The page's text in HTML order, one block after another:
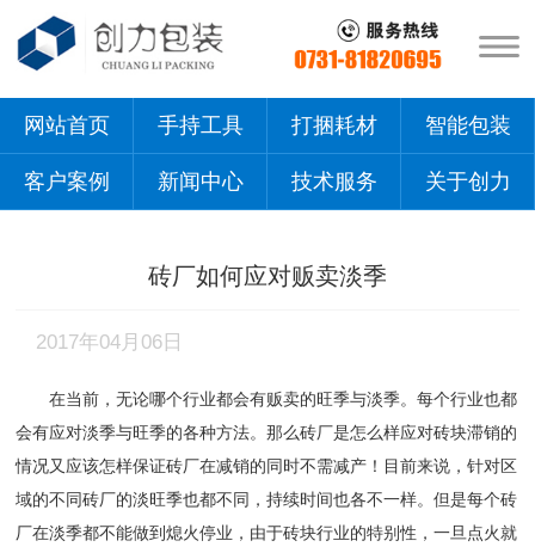
网站首页 手持工具 打捆耗材 智能包装
客户案例 新闻中心 技术服务 关于创力
砖厂如何应对贩卖淡季
2017年04月06日
在当前，无论哪个行业都会有贩卖的旺季与淡季。每个行业也都
会有应对淡季与旺季的各种方法。那么砖厂是怎么样应对砖块滞销的
情况又应该怎样保证砖厂在减销的同时不需减产！目前来说，针对区
域的不同砖厂的淡旺季也都不同，持续时间也各不一样。但是每个砖
厂在淡季都不能做到熄火停业，由于砖块行业的特别性，一旦点火就